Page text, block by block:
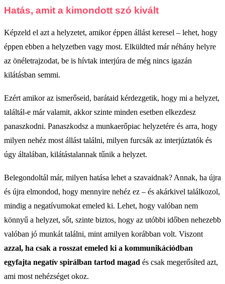
Hatás, amit a kimondott szó kivált
Képzeld el azt a helyzetet, amikor éppen állást keresel – lehet, hogy
éppen ebben a helyzetben vagy most. Elküldted már néhány helyre
az önéletrajzodat, be is hívtak interjúra de még nincs igazán
kilátásban semmi.
Ezért amikor az ismerőseid, barátaid kérdezgetik, hogy mi a helyzet,
találtál-e már valamit, akkor szinte minden esetben elkezdesz
panaszkodni. Panaszkodsz a munkaerőpiac helyzetére és arra, hogy
milyen nehéz most állást találni, milyen furcsák az interjúztatók és
úgy általában, kilátástalannak tűnik a helyzet.
Belegondoltál már, milyen hatása lehet a szavaidnak? Annak, ha újra
és újra elmondod, hogy mennyire nehéz ez – és akárkivel találkozol,
mindig a negatívumokat emeled ki. Lehet, hogy valóban nem
könnyű a helyzet, sőt, szinte biztos, hogy az utóbbi időben nehezebb
valóban jó munkát találni, mint amilyen korábban volt. Viszont
azzal, ha csak a rosszat emeled ki a kommunikációdban
egyfajta negatív spirálban tartod magad és csak megerősíted azt,
ami most nehézséget okoz.